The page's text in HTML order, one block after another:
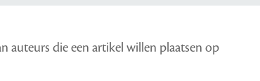
auteurs die een artikel willen plaatsen op